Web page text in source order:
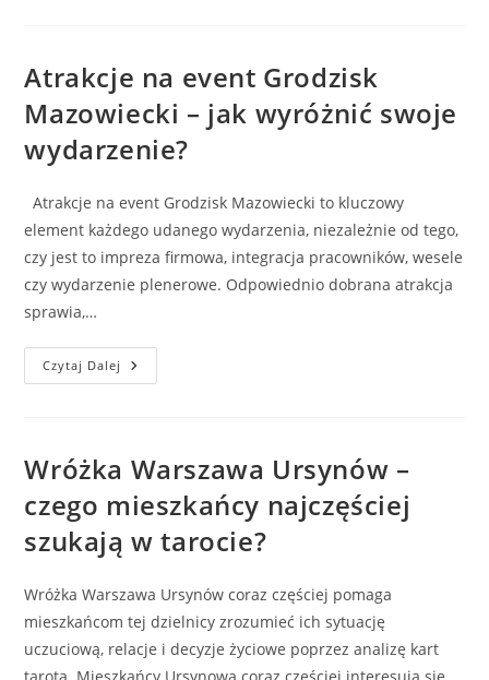
Atrakcje na event Grodzisk
Mazowiecki – jak wyróżnić swoje
wydarzenie?
Atrakcje na event Grodzisk Mazowiecki to kluczowy
element każdego udanego wydarzenia, niezależnie od tego,
czy jest to impreza firmowa, integracja pracowników, wesele
czy wydarzenie plenerowe. Odpowiednio dobrana atrakcja
sprawia,…
Czytaj Dalej Atrakcje
Na
Jak
Wyróżnić
Wydarzenie?
Wróżka Warszawa Ursynów –
czego mieszkańcy najczęściej
szukają w tarocie?
Wróżka Warszawa Ursynów coraz częściej pomaga
mieszkańcom tej dzielnicy zrozumieć ich sytuację
uczuciową, relacje i decyzje życiowe poprzez analizę kart